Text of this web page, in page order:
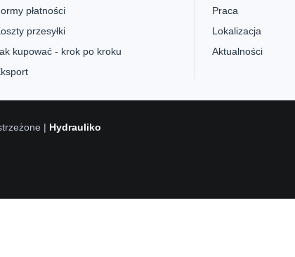
płatności
przesyłki
kupować - krok po kroku
Praca
Lokalizacja
Aktualności
| Hydrauliko